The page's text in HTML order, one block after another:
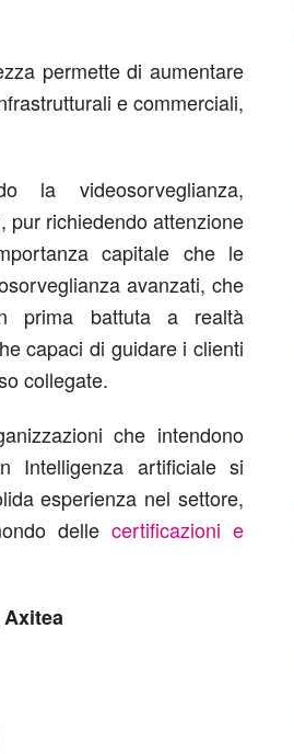
permette di aumentare
e commerciali,
la videosorveglianza,
pur richiedendo attenzione
capitale che le
avanzati, che
prima battuta a realtà
capaci di guidare i clienti
collegate.
che intendono
Intelligenza artificiale si
esperienza nel settore,
delle certificazioni e